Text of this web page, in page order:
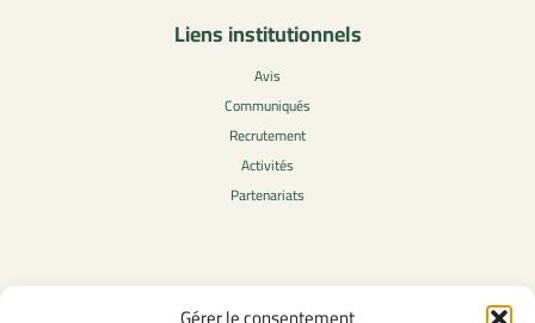
Liens institutionnels
Avis
Communiqués
Recrutement
Activités
Partenariats
Contenu légale